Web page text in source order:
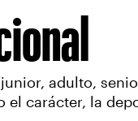
adulto,
el carácter, la